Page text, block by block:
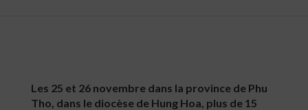
Les 25 et 26 novembre dans la province de Phu
Tho, dans le diocèse de Hung Hoa, plus de 15